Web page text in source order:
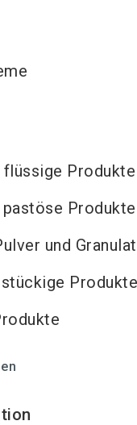
Produkte
Produkte
und
Produkte